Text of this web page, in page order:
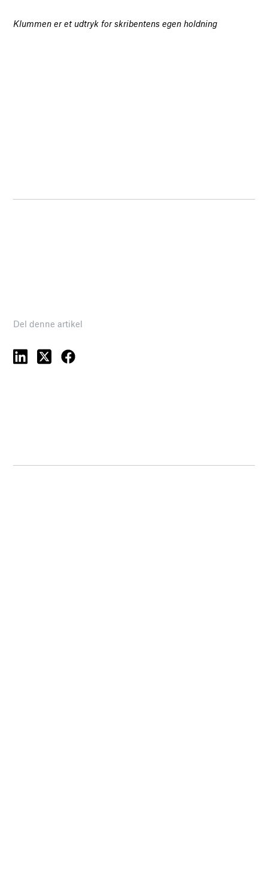
Klummen er et udtryk for skribentens egen holdning
Del denne artikel